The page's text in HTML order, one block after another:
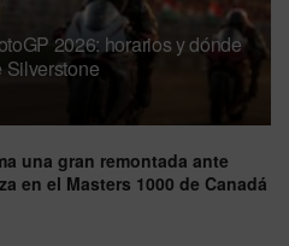
2026: horarios y dónde
Silverstone
una gran remontada ante
en el Masters 1000 de Canadá